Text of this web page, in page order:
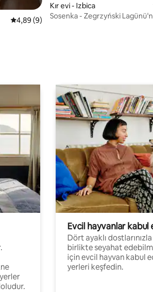
5 üzerinden ortalama 4,89 puan, 9
4,89 (9)
Kır evi - Izbica
Sosenka - Zegrzyński
Evcil hayvanlar kabul
Dört ayaklı dostlarınızla
birlikte seyahat
için evcil hayvan kabul
yerleri keşfedin.